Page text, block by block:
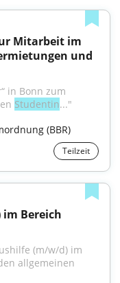
Mitarbeit im
und
in Bonn zum
Studentin..."
(BBR)
Teilzeit
Bereich
(m/w/d) im
allgemeinen